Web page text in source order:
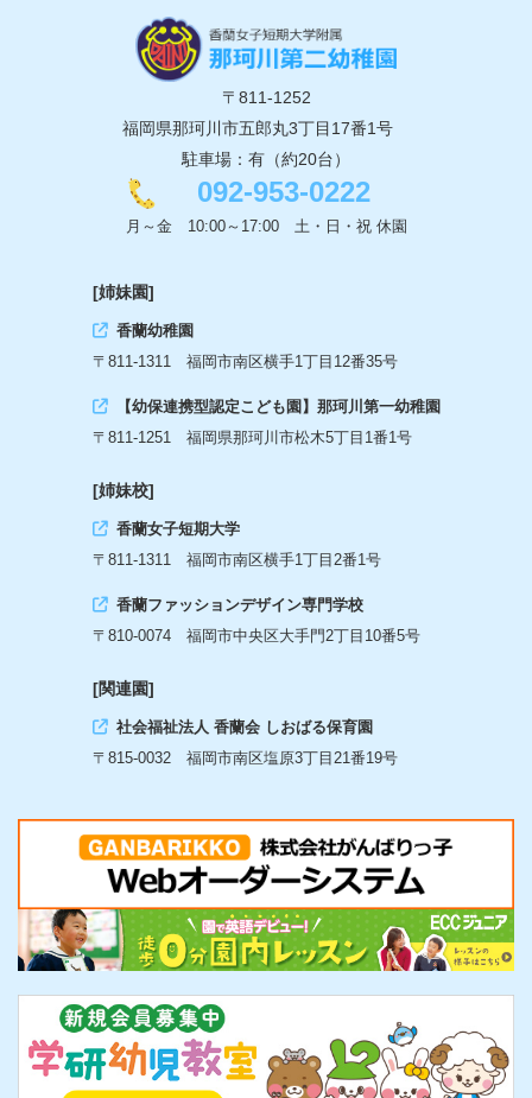
〒811-1252
福岡県那珂川市五郎丸3丁目17番1号
駐車場：有（約20台）
092-953-0222
月～金 10:00～17:00 土・日・祝 休園
[姉妹園]
香蘭幼稚園
〒811-1311 福岡市南区横手1丁目12番35号
【幼保連携型認定こども園】那珂川第一幼稚園
〒811-1251 福岡県那珂川市松木5丁目1番1号
[姉妹校]
香蘭女子短期大学
〒811-1311 福岡市南区横手1丁目2番1号
香蘭ファッションデザイン専門学校
〒810-0074 福岡市中央区大手門2丁目10番5号
[関連園]
社会福祉法人 香蘭会 しおばる保育園
〒815-0032 福岡市南区塩原3丁目21番19号